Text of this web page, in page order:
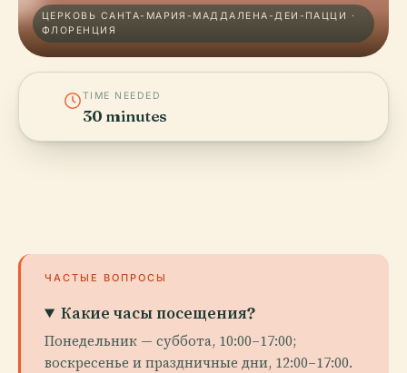
ЦЕРКОВЬ САНТА-МАРИЯ-МАДДАЛЕНА-ДЕИ-ПАЦЦИ ·
ФЛОРЕНЦИЯ
TIME NEEDED
30 minutes
ЧАСТЫЕ ВОПРОСЫ
Какие часы посещения?
Понедельник — суббота, 10:00–17:00;
воскресенье и праздничные дни, 12:00–17:00.